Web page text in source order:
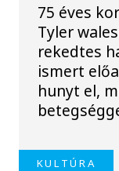
75 éves
Tyler
rekedtes
ismert
hunyt el,
KULTÚRA